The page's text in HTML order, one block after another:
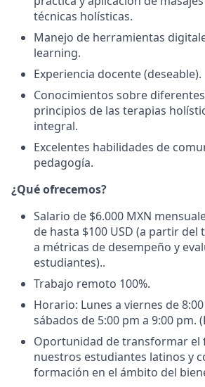
técnicas holísticas.
Manejo de herramientas
learning.
Experiencia docente (deseable).
Conocimientos sobre
principios de las terapias
integral.
Excelentes habilidades de
pedagogía.
¿Qué ofrecemos?
Salario de $6.000 MXN
de hasta $100 USD (a partir del
a métricas de desempeño y
estudiantes)..
Trabajo remoto 100%.
Horario: Lunes a viernes de
sábados de 5:00 pm a 9:00 pm.
Oportunidad de transformar el
nuestros estudiantes latinos y
formación en el ámbito del